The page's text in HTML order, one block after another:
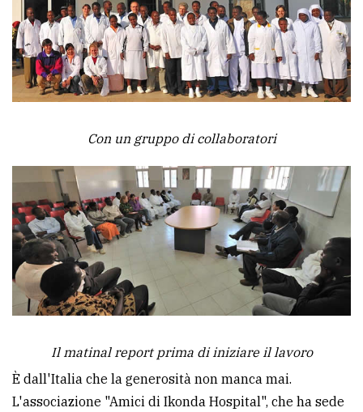
Con un gruppo di collaboratori
Il matinal report prima di iniziare il lavoro
È dall'Italia che la generosità non manca mai.
L'associazione "Amici di Ikonda Hospital", che ha sede